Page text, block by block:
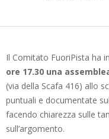
Il Comitato FuoriPista ha
ore 17.30 una
(via della Scafa 416) allo
puntuali e documentate
facendo chiarezza sulle
sull’argomento.